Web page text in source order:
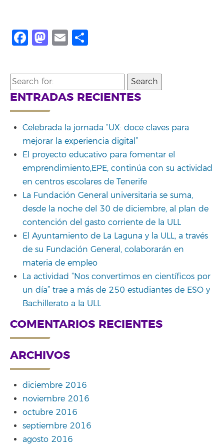
Facebook
Mastodon
Email
Search
for:
ENTRADAS RECIENTES
Celebrada la jornada “UX: doce claves para
mejorar la experiencia digital”
El proyecto educativo para fomentar el
emprendimiento,EPE, continúa con su actividad
en centros escolares de Tenerife
La Fundación General universitaria se suma,
desde la noche del 30 de diciembre, al plan de
contención del gasto corriente de la ULL
El Ayuntamiento de La Laguna y la ULL, a través
de su Fundación General, colaborarán en
materia de empleo
La actividad “Nos convertimos en científicos por
un día” trae a más de 250 estudiantes de ESO y
Bachillerato a la ULL
COMENTARIOS RECIENTES
ARCHIVOS
diciembre 2016
noviembre 2016
octubre 2016
septiembre 2016
agosto 2016